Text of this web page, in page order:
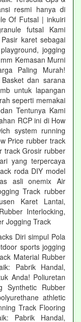
resmi hanya di
Of Futsal | inkuiri
futsal Kami
karet sebagai
jogging
Kemasan Murni
Paling Murah!
dan sarana
untuk lapangan
seperti memakai
Tentunya Kami
RCP ini di How
system running
Price rubber track
track Grosir rubber
yang terpercaya
roda DIY model
asli onemix Air
Track rubber
Karet Lantai,
Interlocking,
Jogging Track
Diri simpul Pola
sports jogging
Material Rubber
Pabrik Handal,
Anda! Poliuretan
Synthetic Rubber
athletic
Track Flooring
Pabrik Handal,